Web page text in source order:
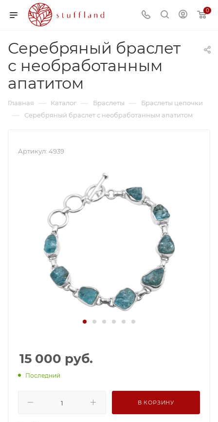
0
Серебряный браслет
с необработанным
апатитом
Главная — Каталог — Браслеты — Браслеты цепочки
— Серебряный браслет с необработанным апатитом
Артикул: 4939
15 000 руб.
Последний
В КОРЗИНУ